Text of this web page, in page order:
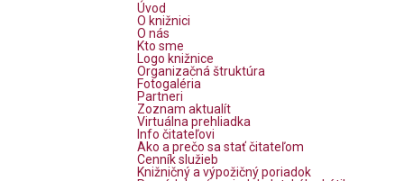
Úvod
O knižnici
O nás
Kto sme
Logo knižnice
Organizačná štruktúra
Fotogaléria
Partneri
Zoznam aktualít
Virtuálna prehliadka
Info čitateľovi
Ako a prečo sa stať čitateľom
Cenník služieb
Knižničný a výpožičný poriadok